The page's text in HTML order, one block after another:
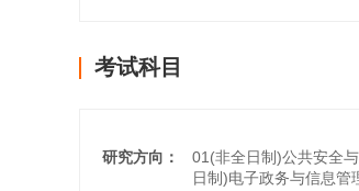
考试科目
研究方向：
01(非全日制)公共安全
日制)电子政务与信息管